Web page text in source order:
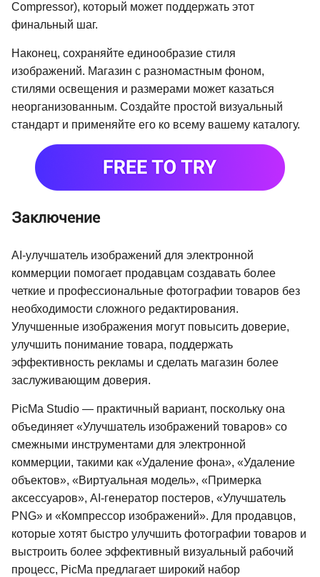
Compressor), который может поддержать этот
финальный шаг.
Наконец, сохраняйте единообразие стиля
изображений. Магазин с разномастным фоном,
стилями освещения и размерами может казаться
неорганизованным. Создайте простой визуальный
стандарт и применяйте его ко всему вашему каталогу.
Заключение
AI-улучшатель изображений для электронной
коммерции помогает продавцам создавать более
четкие и профессиональные фотографии товаров без
необходимости сложного редактирования.
Улучшенные изображения могут повысить доверие,
улучшить понимание товара, поддержать
эффективность рекламы и сделать магазин более
заслуживающим доверия.
PicMa Studio — практичный вариант, поскольку она
объединяет «Улучшатель изображений товаров» со
смежными инструментами для электронной
коммерции, такими как «Удаление фона», «Удаление
объектов», «Виртуальная модель», «Примерка
аксессуаров», AI-генератор постеров, «Улучшатель
PNG» и «Компрессор изображений». Для продавцов,
которые хотят быстро улучшить фотографии товаров и
выстроить более эффективный визуальный рабочий
процесс, PicMa предлагает широкий набор